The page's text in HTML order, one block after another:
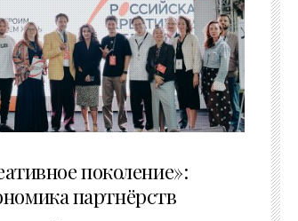
поколение»:
партнёрств